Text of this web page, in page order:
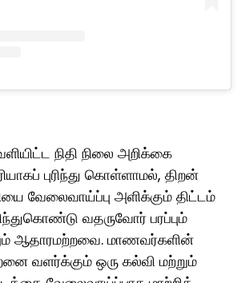
நிதி நிலை அறிக்கை
புரிந்து கொள்ளாமல், திறன்
வேலைவாய்ப்பு அளிக்கும் திட்டம்
வதருவோர் பரப்பும்
ஆதாரமற்றவை. மாணவர்களின்
வளர்க்கும் ஒரு கல்வி மற்றும்